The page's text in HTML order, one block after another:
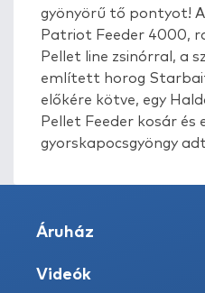
gyönyörű tő pontyot!
Patriot Feeder 4000,
Pellet line zsinórral, a
említett horog
előkére kötve, egy
Pellet Feeder kosár és
gyorskapocsgyöngy
Áruház
Videók